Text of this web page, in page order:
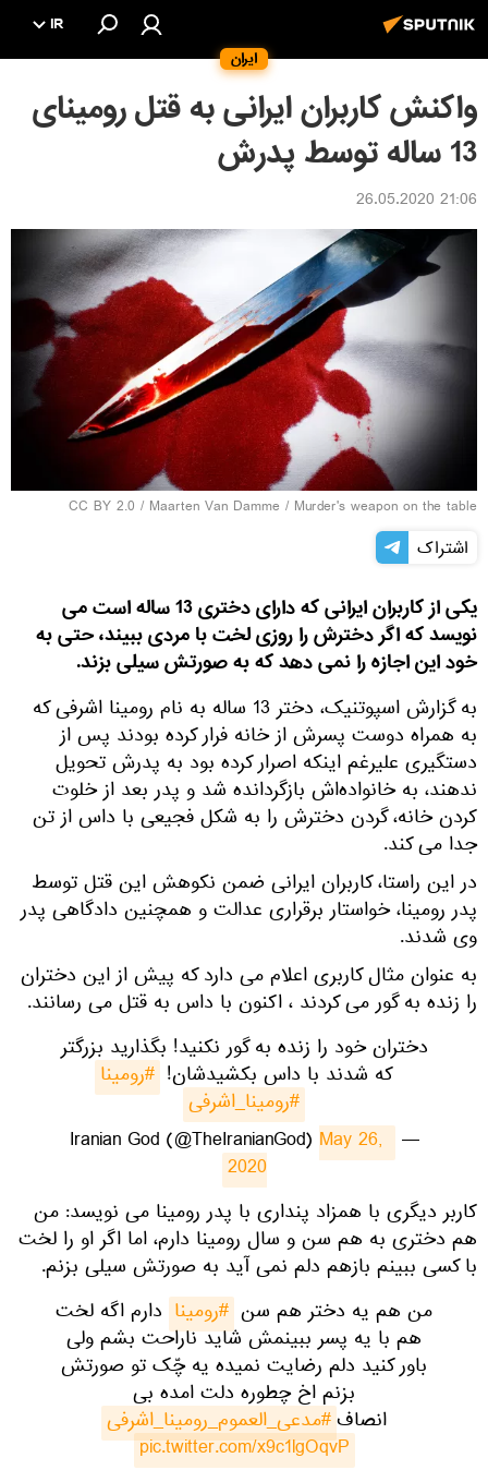
ایران
IR
واکنش کاربران ایرانی به قتل رومینای
13 ساله توسط پدرش
21:06 26.05.2020
CC BY 2.0 / Maarten Van Damme / Murder's weapon on the table
اشتراک
یکی از کاربران ایرانی که دارای دختری 13 ساله است می
نویسد که اگر دخترش را روزی لخت با مردی ببیند، حتی به
خود این اجازه را نمی دهد که به صورتش سیلی بزند.
به گزارش اسپوتنیک، دختر 13 ساله به نام رومینا اشرفی که
به همراه دوست پسرش از خانه فرار کرده بودند پس از
دستگیری علیرغم اینکه اصرار کرده بود به پدرش تحویل
ندهند، به خانواده‌اش بازگردانده شد و پدر بعد از خلوت
کردن خانه، گردن دخترش را به شکل فجیعی با داس از تن
جدا می کند.
در این راستا، کاربران ایرانی ضمن نکوهش این قتل توسط
پدر رومینا، خواستار برقراری عدالت و همچنین دادگاهی پدر
وی شدند.
به عنوان مثال کاربری اعلام می دارد که پیش از این دختران
را زنده به گور می کردند ، اکنون با داس به قتل می رسانند.
دختران خود را زنده به گور نکنید! بگذارید بزرگتر
که شدند با داس بکشیدشان! #رومینا
#رومینا_اشرفی
— Iranian God (@TheIranianGod)
May 26,
2020
کاربر دیگری با همزاد پنداری با پدر رومینا می نویسد: من
هم دختری به هم سن و سال رومینا دارم، اما اگر او را لخت
با کسی ببینم بازهم دلم نمی آید به صورتش سیلی بزنم.
من هم یه دختر هم سن #رومینا دارم اگه لخت
هم با یه پسر ببینمش شاید ناراحت بشم ولی
باور کنید دلم رضایت نمیده یه چّک تو صورتش
بزنم اخ چطوره دلت امده بی
انصاف#مدعی_العموم_رومینا_اشرفی
pic.twitter.com/x9c1lgOqvP